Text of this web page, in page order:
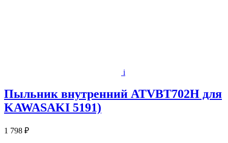
i
Пыльник внутренний ATVBT702Н для
KAWASAKI 5191)
1 798 ₽